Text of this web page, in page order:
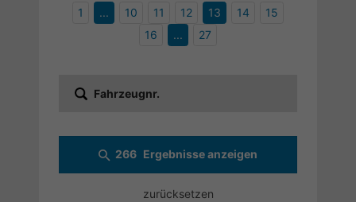
1 ... 10 11 12 13 14
15
16
... 27
266 Ergebnisse anzeigen
zurücksetzen